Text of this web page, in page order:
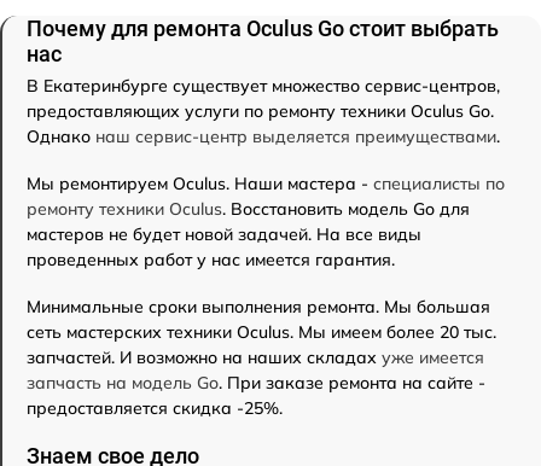
Почему для ремонта Oculus Go стоит выбрать
нас
В Екатеринбурге существует множество сервис-центров,
предоставляющих услуги по ремонту техники Oculus Go.
Однако наш сервис-центр выделяется преимуществами.
Мы ремонтируем Oculus. Наши мастера - специалисты по
ремонту техники Oculus. Восстановить модель Go для
мастеров не будет новой задачей. На все виды
проведенных работ у нас имеется гарантия.
Минимальные сроки выполнения ремонта. Мы большая
сеть мастерских техники Oculus. Мы имеем более 20 тыс.
запчастей. И возможно на наших складах уже имеется
запчасть на модель Go. При заказе ремонта на сайте -
предоставляется скидка -25%.
Знаем свое дело